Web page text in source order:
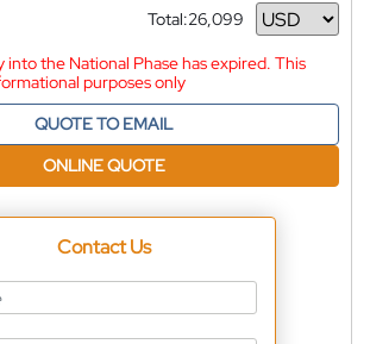
Total:26,099
Currency
the National Phase has expired. This
purposes only
QUOTE TO EMAIL
ONLINE QUOTE
Contact Us